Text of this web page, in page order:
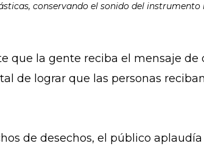
conservando el sonido del instrumento
que la gente reciba el mensaje de
de lograr que las personas
de desechos, el público